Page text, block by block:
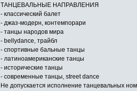
ТАНЦЕВАЛЬНЫЕ НАПРАВЛЕНИЯ
- классический балет
- джаз-модерн, контемпорари
- танцы народов мира
- bellydance, трайбл
- спортивные бальные танцы
- латиноамериканские танцы
- исторические танцы
- современные танцы, street dance
Не допускается исполнение танцевальных